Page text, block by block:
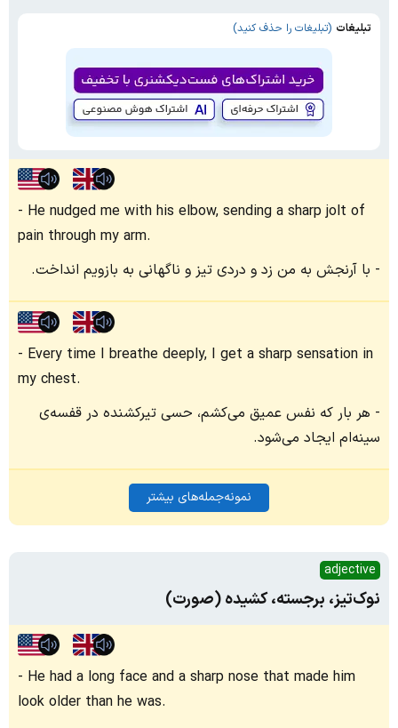
تبلیغات (تبلیغات را حذف کنید)
He nudged me with his elbow, sending a sharp jolt of
pain through my arm.
با آرنجش به من زد و دردی تیز و ناگهانی به بازویم انداخت.
Every time I breathe deeply, I get a sharp sensation in
my chest.
هر بار که نفس عمیق می‌کشم، حسی تیرکشنده در قفسه‌ی
سینه‌ام ایجاد می‌شود.
نمونه‌جمله‌های بیشتر
adjective
نوک‌تیز، برجسته، کشیده (صورت)
He had a long face and a sharp nose that made him
look older than he was.